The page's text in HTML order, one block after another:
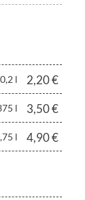
2,20 €
0,2 l
3,50 €
l
4,90 €
l